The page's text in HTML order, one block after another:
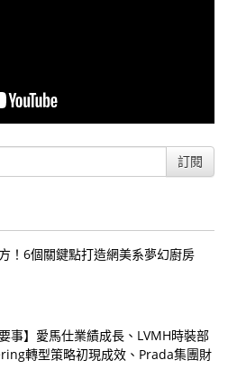
訂閱
！6個關鍵點打造網美系夢幻廚房
事】愛馬仕業績成長、LVMH時裝部
轉型策略初現成效、Prada集團財